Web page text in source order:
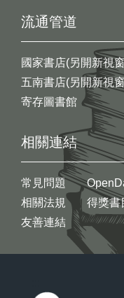
流通管道
國家書店(另開新視
五南書店(另開新視
寄存圖書館
相關連結
常見問題
相關法規
友善連結
得獎書